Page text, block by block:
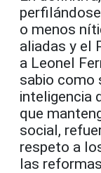
o menos
aliadas y el
a Leonel
sabio como
inteligencia
que
social,
respeto a
las